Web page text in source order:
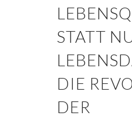
STATT
DIE
DER